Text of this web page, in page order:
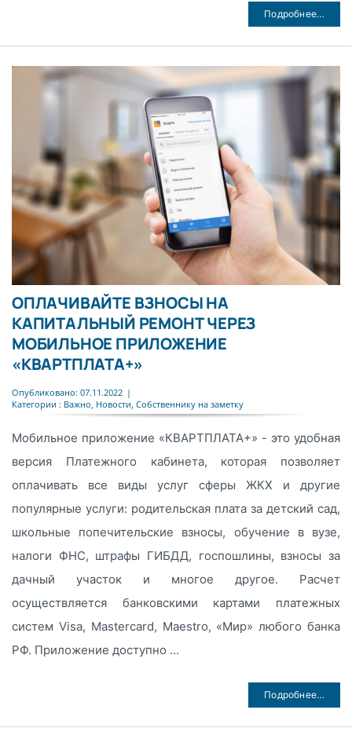
Подробнее…
ОПЛАЧИВАЙТЕ ВЗНОСЫ НА
КАПИТАЛЬНЫЙ РЕМОНТ ЧЕРЕЗ
МОБИЛЬНОЕ ПРИЛОЖЕНИЕ
«КВАРТПЛАТА+»
Опубликовано: 07.11.2022 |
Категории : Важно Новости Собственнику на заметку
Мобильное приложение «КВАРТПЛАТА+» - это удобная
версия Платежного кабинета, которая позволяет
оплачивать все виды услуг сферы ЖКХ и другие
популярные услуги: родительская плата за детский сад,
школьные попечительские взносы, обучение в вузе,
налоги ФНС, штрафы ГИБДД, госпошлины, взносы за
дачный участок и многое другое. Расчет
осуществляется банковскими картами платежных
систем Visa, Mastercard, Maestro, «Мир» любого банка
РФ. Приложение доступно ...
Подробнее…